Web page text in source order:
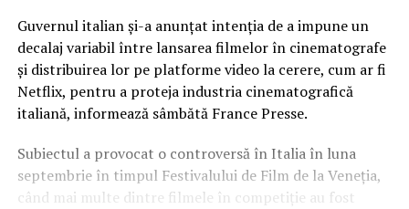
Guvernul italian şi-a anunţat intenţia de a impune un
decalaj variabil între lansarea filmelor în cinematografe
şi distribuirea lor pe platforme video la cerere, cum ar fi
Netflix, pentru a proteja industria cinematografică
italiană, informează sâmbătă France Presse.
Subiectul a provocat o controversă în Italia în luna
septembrie în timpul Festivalului de Film de la Veneţia,
când mai multe dintre filmele în competiţie au fost